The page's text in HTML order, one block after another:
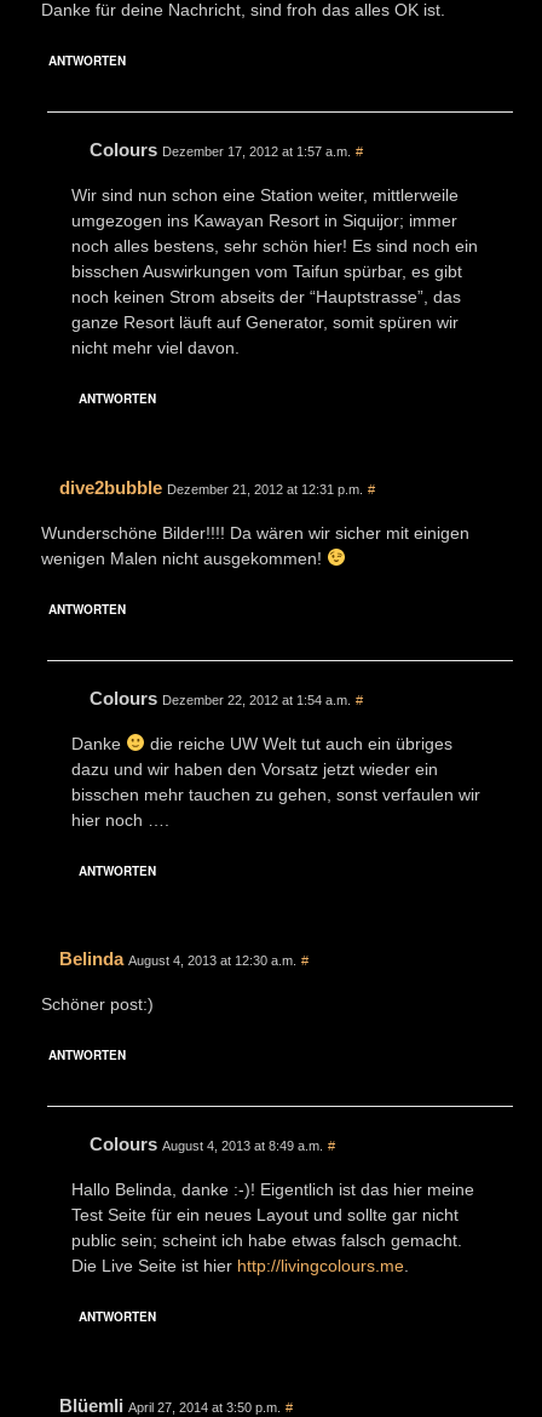
Danke für deine Nachricht, sind froh das alles OK ist.
ANTWORTEN
Colours Dezember 17, 2012 at 1:57 a.m. #
Wir sind nun schon eine Station weiter, mittlerweile
umgezogen ins Kawayan Resort in Siquijor; immer
noch alles bestens, sehr schön hier! Es sind noch ein
bisschen Auswirkungen vom Taifun spürbar, es gibt
noch keinen Strom abseits der “Hauptstrasse”, das
ganze Resort läuft auf Generator, somit spüren wir
nicht mehr viel davon.
ANTWORTEN
dive2bubble Dezember 21, 2012 at 12:31 p.m. #
Wunderschöne Bilder!!!! Da wären wir sicher mit einigen
wenigen Malen nicht ausgekommen!
ANTWORTEN
Colours Dezember 22, 2012 at 1:54 a.m. #
Danke
die reiche UW Welt tut auch ein übriges
dazu und wir haben den Vorsatz jetzt wieder ein
bisschen mehr tauchen zu gehen, sonst verfaulen wir
hier noch ….
ANTWORTEN
Belinda August 4, 2013 at 12:30 a.m. #
Schöner post:)
ANTWORTEN
Colours August 4, 2013 at 8:49 a.m. #
Hallo Belinda, danke :-)! Eigentlich ist das hier meine
Test Seite für ein neues Layout und sollte gar nicht
public sein; scheint ich habe etwas falsch gemacht.
Die Live Seite ist hier http://livingcolours.me
ANTWORTEN
Blüemli April 27, 2014 at 3:50 p.m. #